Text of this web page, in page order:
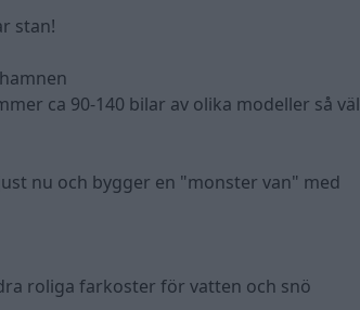
stan!
ca 90-140 bilar av olika modeller så väl
nu och bygger en "monster van" med
roliga farkoster för vatten och snö